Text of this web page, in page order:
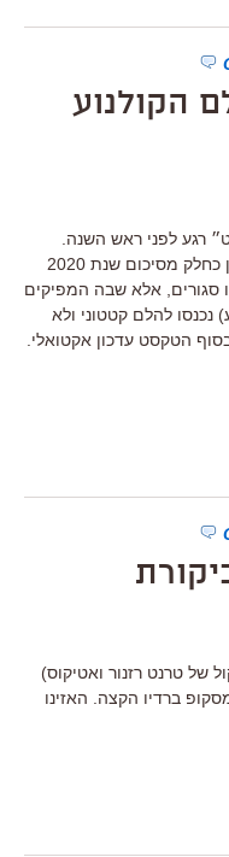
נעלם הקולנוע
רגע לפני ראש השנה.
כעת, שלושה חודשים אחרי, הוא עולה כאן כחלק מסיכום שנת 2020
סגורים, אלא שבה המפיקים
נכנסו להלם קטטוני ולא
הטקסט עדכון אקטואלי.
של טרנט רזנור ואטיקוס)
ברדיו הקצה. האזינו